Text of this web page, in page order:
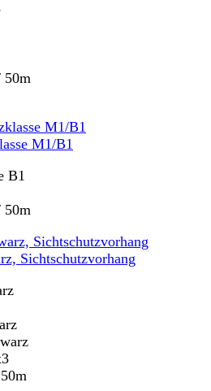
50m
M1/B1
B1
50m
Sichtschutzvorhang